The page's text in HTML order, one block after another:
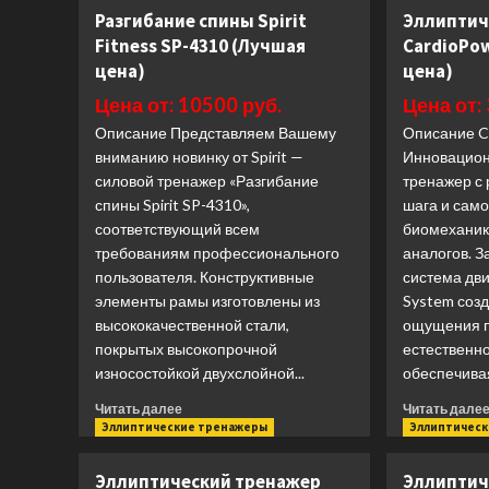
Gym
PL-
1706
цена)
Разгибание спины Spirit
Fitness SP-4310 (Лучшая
цена)
Цена от: 10500 руб.
Описание Представляем Вашему
вниманию новинку от Spirit —
силовой тренажер «Разгибание
спины Spirit SP-4310»,
соответствующий всем
требованиям профессионального
пользователя. Конструктивные
элементы рамы изготовлены из
высококачественной стали,
покрытых высокопрочной
износостойкой двухслойной...
Читать далееПрочитать
больше
цена)
Цена от:
Описание
тренажер с
шага и
аналогов.
система
System
ощущения
Читать
Эллиптические тренажеры
Эллиптический тренажер